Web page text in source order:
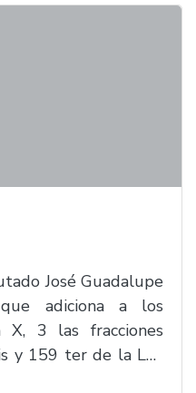
José Guadalupe
adiciona a los
3 las fracciones
y 159 ter de la Ley